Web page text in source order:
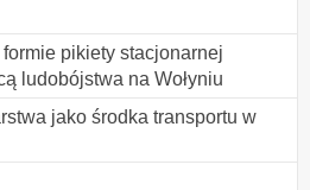
pikiety stacjonarnej
ludobójstwa na Wołyniu
jako środka transportu w